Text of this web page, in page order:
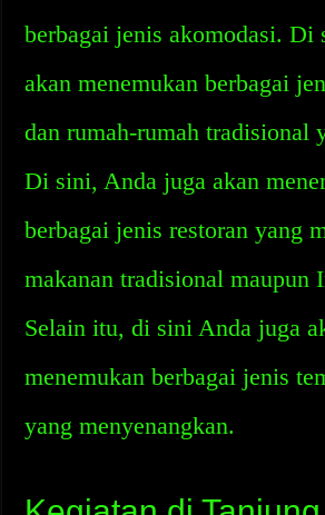
berbagai jenis akomodasi. Di
akan menemukan berbagai
dan rumah-rumah tradisional
Di sini, Anda juga akan
berbagai jenis restoran yang
makanan tradisional maupun
Selain itu, di sini Anda juga
menemukan berbagai jenis
yang menyenangkan.